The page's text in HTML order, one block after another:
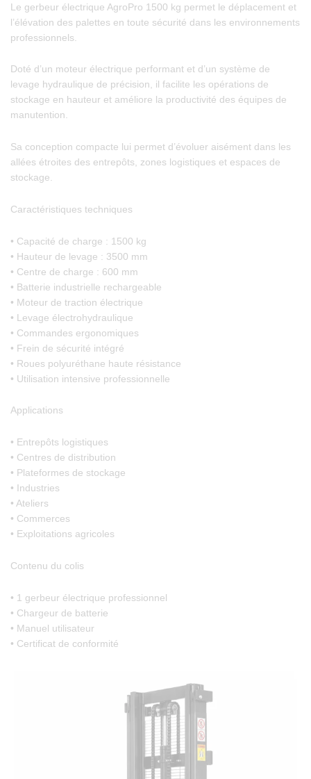
Le gerbeur électrique AgroPro 1500 kg permet le déplacement et
l’élévation des palettes en toute sécurité dans les environnements
professionnels.
Doté d’un moteur électrique performant et d’un système de
levage hydraulique de précision, il facilite les opérations de
stockage en hauteur et améliore la productivité des équipes de
manutention.
Sa conception compacte lui permet d’évoluer aisément dans les
allées étroites des entrepôts, zones logistiques et espaces de
stockage.
Caractéristiques techniques
• Capacité de charge : 1500 kg
• Hauteur de levage : 3500 mm
• Centre de charge : 600 mm
• Batterie industrielle rechargeable
• Moteur de traction électrique
• Levage électrohydraulique
• Commandes ergonomiques
• Frein de sécurité intégré
• Roues polyuréthane haute résistance
• Utilisation intensive professionnelle
Applications
• Entrepôts logistiques
• Centres de distribution
• Plateformes de stockage
• Industries
• Ateliers
• Commerces
• Exploitations agricoles
Contenu du colis
• 1 gerbeur électrique professionnel
• Chargeur de batterie
• Manuel utilisateur
• Certificat de conformité